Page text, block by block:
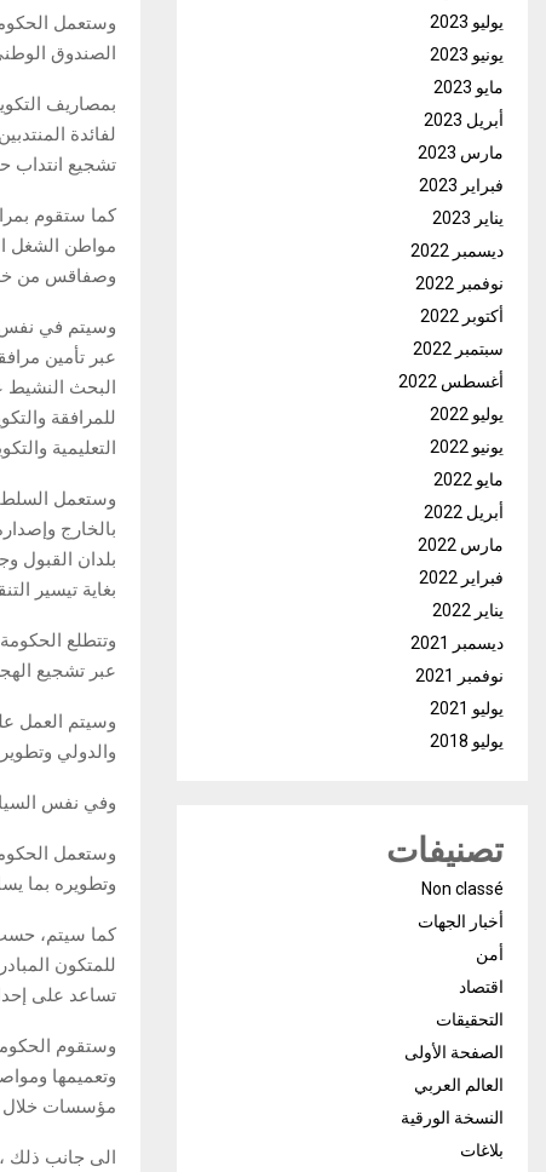
وستعمل
الصندوق
بمصاريف
لفائدة
تشجيع انتداب
مواطن الشغل
وصفاقس من
وسيتم في نفس
عبر تأمين
البحث النشيط
للمرافقة
التعليمية
وستعمل
بالخارج
بلدان القبول
بغاية تيسير
وتتطلع
عبر تشجيع
وسيتم العمل
والدولي
وفي نفس
وستعمل
وتطويره بما
للمتكون
تساعد على
وستقوم
وتعميمها
مؤسسات خلال
الى جانب ذلك
يوليو 2023
يونيو 2023
مايو 2023
أبريل 2023
مارس 2023
فبراير 2023
يناير 2023
ديسمبر 2022
نوفمبر 2022
أكتوبر 2022
سبتمبر 2022
أغسطس 2022
يوليو 2022
يونيو 2022
مايو 2022
أبريل 2022
مارس 2022
فبراير 2022
يناير 2022
ديسمبر 2021
نوفمبر 2021
يوليو 2021
يوليو 2018
تصنيفات
Non classé
أخبار الجهات
أمن
اقتصاد
التحقيقات
الصفحة الأولى
العالم العربي
النسخة الورقية
بلاغات